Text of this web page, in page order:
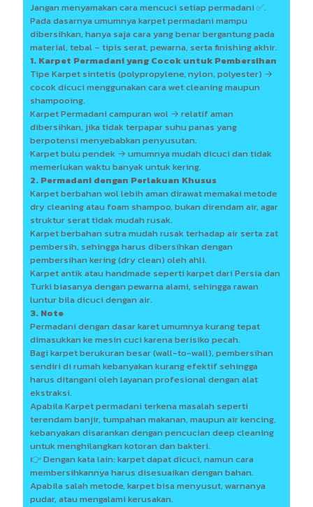
Jangan menyamakan cara mencuci setiap permadani ✅.
Pada dasarnya umumnya karpet permadani mampu
dibersihkan, hanya saja cara yang benar bergantung pada
material, tebal – tipis serat, pewarna, serta finishing akhir.
1. Karpet Permadani yang Cocok untuk Pembersihan
Tipe Karpet sintetis (polypropylene, nylon, polyester) →
cocok dicuci menggunakan cara wet cleaning maupun
shampooing.
Karpet Permadani campuran wol → relatif aman
dibersihkan, jika tidak terpapar suhu panas yang
berpotensi menyebabkan penyusutan.
Karpet bulu pendek → umumnya mudah dicuci dan tidak
memerlukan waktu banyak untuk kering.
2. Permadani dengan Perlakuan Khusus
Karpet berbahan wol lebih aman dirawat memakai metode
dry cleaning atau foam shampoo, bukan direndam air, agar
struktur serat tidak mudah rusak.
Karpet berbahan sutra mudah rusak terhadap air serta zat
pembersih, sehingga harus dibersihkan dengan
pembersihan kering (dry clean) oleh ahli.
Karpet antik atau handmade seperti karpet dari Persia dan
Turki biasanya dengan pewarna alami, sehingga rawan
luntur bila dicuci dengan air.
3. Note
Permadani dengan dasar karet umumnya kurang tepat
dimasukkan ke mesin cuci karena berisiko pecah.
Bagi karpet berukuran besar (wall-to-wall), pembersihan
sendiri di rumah kebanyakan kurang efektif sehingga
harus ditangani oleh layanan profesional dengan alat
ekstraksi.
Apabila Karpet permadani terkena masalah seperti
terendam banjir, tumpahan makanan, maupun air kencing,
kebanyakan disarankan dengan pencucian deep cleaning
untuk menghilangkan kotoran dan bakteri.
👉 Dengan kata lain: karpet dapat dicuci, namun cara
membersihkannya harus disesuaikan dengan bahan.
Apabila salah metode, karpet bisa menyusut, warnanya
pudar, atau mengalami kerusakan.